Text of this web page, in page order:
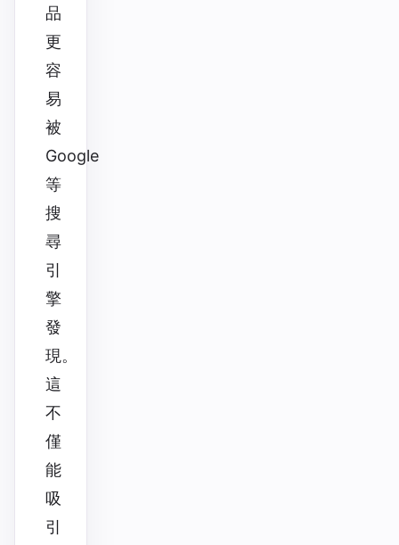
品
更
容
易
被
Google
等
搜
尋
引
擎
發
現。
這
不
僅
能
吸
引